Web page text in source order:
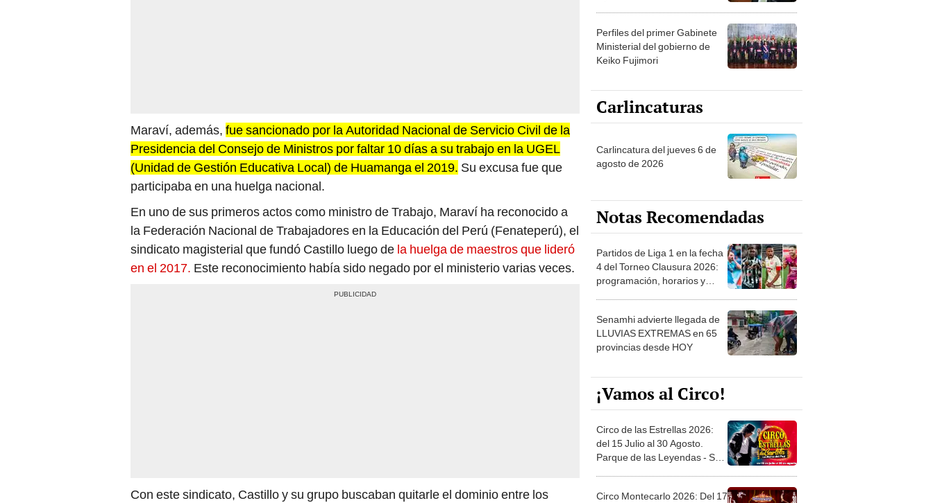
Maraví, además, fue sancionado por la Autoridad Nacional de Servicio Civil de la
Presidencia del Consejo de Ministros por faltar 10 días a su trabajo en la UGEL
(Unidad de Gestión Educativa Local) de Huamanga el 2019. Su excusa fue que
participaba en una huelga nacional.
En uno de sus primeros actos como ministro de Trabajo, Maraví ha reconocido a
la Federación Nacional de Trabajadores en la Educación del Perú (Fenateperú), el
sindicato magisterial que fundó Castillo luego de la huelga de maestros que lideró
en el 2017. Este reconocimiento había sido negado por el ministerio varias veces.
Con este sindicato, Castillo y su grupo buscaban quitarle el dominio entre los
Perfiles del primer Gabinete
Ministerial del gobierno de
Keiko Fujimori
Carlincaturas
Carlincatura del jueves 6 de
agosto de 2026
Notas Recomendadas
Partidos de Liga 1 en la fecha
4 del Torneo Clausura 2026:
programación, horarios y
Senamhi advierte llegada de
LLUVIAS EXTREMAS en 65
provincias desde HOY
¡Vamos al Circo!
Circo de las Estrellas 2026:
del 15 Julio al 30 Agosto.
Parque de las Leyendas - San
Circo Montecarlo 2026: Del 17